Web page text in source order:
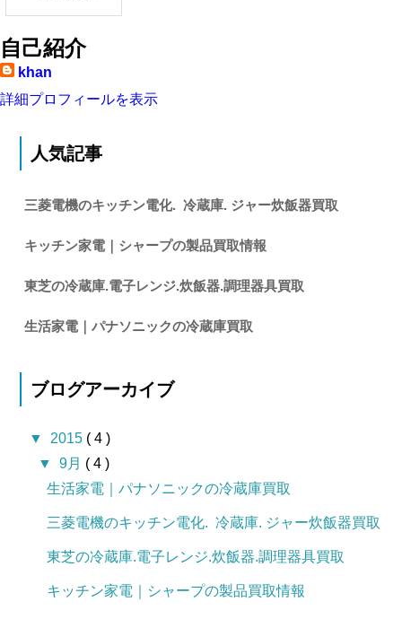
自己紹介
khan
詳細プロフィールを表示
人気記事
三菱電機のキッチン電化. 冷蔵庫. ジャー炊飯器買取
キッチン家電｜シャープの製品買取情報
東芝の冷蔵庫.電子レンジ.炊飯器.調理器具買取
生活家電｜パナソニックの冷蔵庫買取
ブログアーカイブ
▼2015 ( 4 )
▼9月 ( 4 )
生活家電｜パナソニックの冷蔵庫買取
三菱電機のキッチン電化. 冷蔵庫. ジャー炊飯器買取
東芝の冷蔵庫.電子レンジ.炊飯器.調理器具買取
キッチン家電｜シャープの製品買取情報